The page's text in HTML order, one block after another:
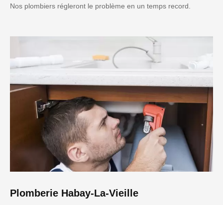
Nos plombiers régleront le problème en un temps record.
Plomberie Habay-La-Vieille